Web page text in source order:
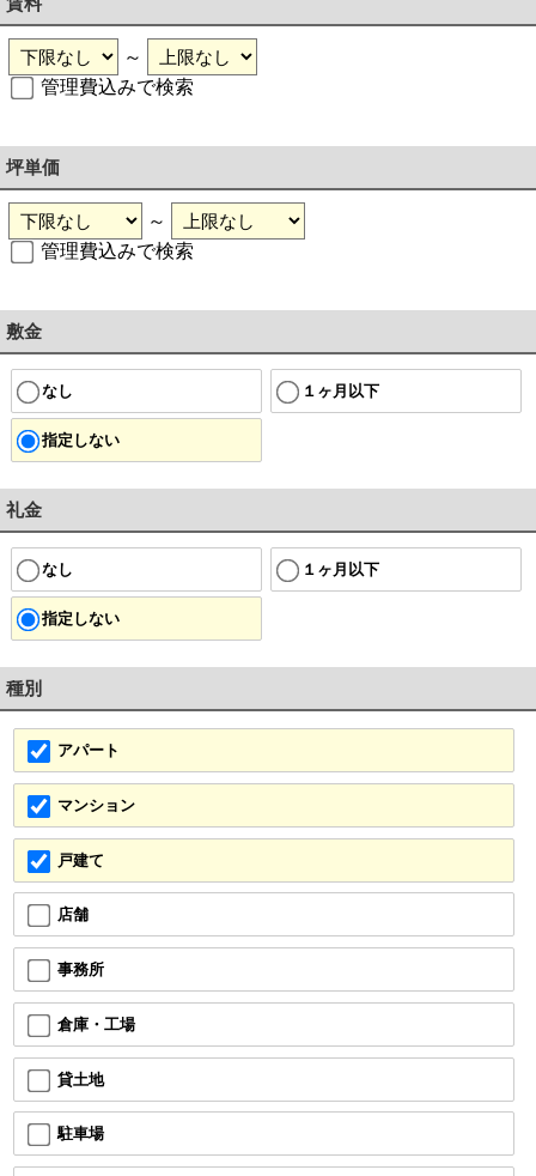
～
管理費込みで検索
坪単価
～
管理費込みで検索
敷金
なし １ヶ月以下
指定しない
礼金
なし １ヶ月以下
指定しない
種別
アパート
マンション
戸建て
店舗
事務所
倉庫・工場
貸土地
駐車場